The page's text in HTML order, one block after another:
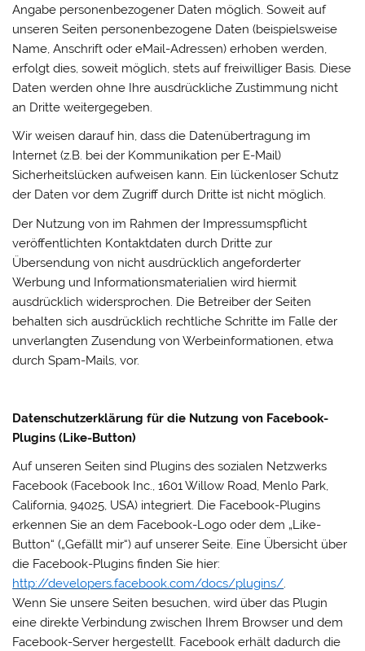
Angabe personenbezogener Daten möglich. Soweit auf
unseren Seiten personenbezogene Daten (beispielsweise
Name, Anschrift oder eMail-Adressen) erhoben werden,
erfolgt dies, soweit möglich, stets auf freiwilliger Basis. Diese
Daten werden ohne Ihre ausdrückliche Zustimmung nicht
an Dritte weitergegeben.
Wir weisen darauf hin, dass die Datenübertragung im
Internet (z.B. bei der Kommunikation per E-Mail)
Sicherheitslücken aufweisen kann. Ein lückenloser Schutz
der Daten vor dem Zugriff durch Dritte ist nicht möglich.
Der Nutzung von im Rahmen der Impressumspflicht
veröffentlichten Kontaktdaten durch Dritte zur
Übersendung von nicht ausdrücklich angeforderter
Werbung und Informationsmaterialien wird hiermit
ausdrücklich widersprochen. Die Betreiber der Seiten
behalten sich ausdrücklich rechtliche Schritte im Falle der
unverlangten Zusendung von Werbeinformationen, etwa
durch Spam-Mails, vor.
Datenschutzerklärung für die Nutzung von Facebook-
Plugins (Like-Button)
Auf unseren Seiten sind Plugins des sozialen Netzwerks
Facebook (Facebook Inc., 1601 Willow Road, Menlo Park,
California, 94025, USA) integriert. Die Facebook-Plugins
erkennen Sie an dem Facebook-Logo oder dem „Like-
Button“ („Gefällt mir“) auf unserer Seite. Eine Übersicht über
die Facebook-Plugins finden Sie hier:
http://developers.facebook.com/docs/plugins/.
Wenn Sie unsere Seiten besuchen, wird über das Plugin
eine direkte Verbindung zwischen Ihrem Browser und dem
Facebook-Server hergestellt. Facebook erhält dadurch die